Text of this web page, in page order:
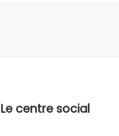
Le centre social